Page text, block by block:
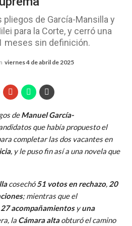
pliegos de García-Mansilla y
para la Corte, y cerró una
meses sin definición.
viernes 4 de abril de 2025
deManuel García-
que había propuesto el
completar las dos vacantes en
, y le puso fin así a una novela que
cosechó51 votos en rechazo, 20
; mientras que el
27 acompañamientosyuna
la Cámara altaobturó el camino